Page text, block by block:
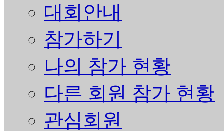
대회안내
참가하기
나의 참가 현황
다른 회원 참가 현황
관심회원